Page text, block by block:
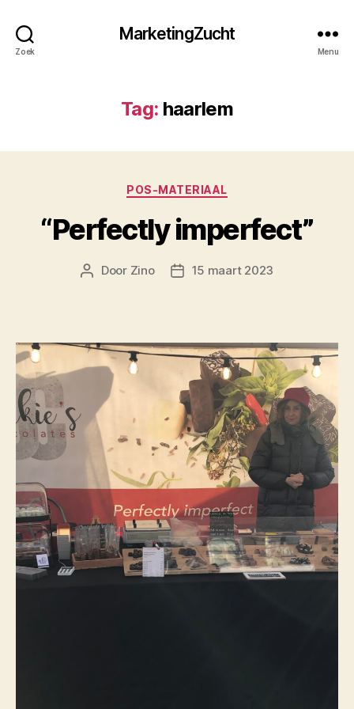
Zoek
MarketingZucht
Menu
Tag: haarlem
Categorieën
POS-MATERIAAL
“Perfectly imperfect”
Berichtauteur
Door Zino Berichtdatum
15 maart 2023